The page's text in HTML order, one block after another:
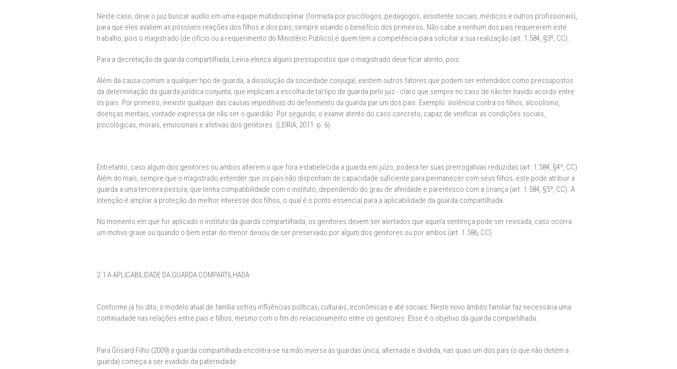
Neste caso, deve o juiz buscar auxílio em uma equipe multidisciplinar (formada por psicólogos, pedagogos, assistente sociais, médicos e outros profissionais),
para que eles avaliem as possíveis reações dos filhos e dos pais, sempre visando o benefício dos primeiros. Não cabe a nenhum dos pais requererem este
trabalho, pois o magistrado (de ofício ou a requerimento do Ministério Público) é quem tem a competência para solicitar a sua realização (art. 1.584, §3º, CC).
Para a decretação da guarda compartilhada, Leiria elenca alguns pressupostos que o magistrado deve ficar atento, pois:
Além da causa comum a qualquer tipo de guarda, a dissolução da sociedade conjugal, existem outros fatores que podem ser entendidos como pressupostos
da determinação da guarda jurídica conjunta, que implicam a escolha de tal tipo de guarda pelo juiz - claro que sempre no caso de não ter havido acordo entre
os pais. Por primeiro, inexistir qualquer das causas impeditivas do deferimento da guarda par um dos pais. Exemplo: violência contra os filhos, alcoolismo,
doenças mentais, vontade expressa de não ser o guardião. Por segundo, o exame atento do caso concreto, capaz de verificar as condições sociais,
psicológicas, morais, emocionais e afetivas dos genitores. (LEIRIA, 2011. p. 6).
Entretanto, caso algum dos genitores ou ambos alterem o que fora estabelecida a guarda em juízo, poderá ter suas prerrogativas reduzidas (art. 1.584, §4º, CC).
Além do mais, sempre que o magistrado entender que os pais não disponham de capacidade suficiente para permanecer com seus filhos, este pode atribuir a
guarda a uma terceira pessoa, que tenha compatibilidade com o instituto, dependendo do grau de afinidade e parentesco com a criança (art. 1.584, §5º, CC). A
intenção é ampliar a proteção do melhor interesse dos filhos, o qual é o ponto essencial para a aplicabilidade da guarda compartilhada.
No momento em que for aplicado o instituto da guarda compartilhada, os genitores devem ser alertados que aquela sentença pode ser revisada, caso ocorra
um motivo grave ou quando o bem estar do menor deixou de ser preservado por algum dos genitores ou por ambos (art. 1.586, CC).
2.1 A APLICABILIDADE DA GUARDA COMPARTILHADA
Conforme já foi dito, o modelo atual de família sofreu influências políticas, culturais, econômicas e até sociais. Neste novo âmbito familiar faz necessária uma
continuidade nas relações entre pais e filhos, mesmo com o fim do relacionamento entre os genitores. Esse é o objetivo da guarda compartilhada.
Para Grisard Filho (2009) a guarda compartilhada encontra-se na mão inversa às guardas única, alternada e dividida, nas quais um dos pais (o que não detém a
guarda) começa a ser evadido da paternidade.